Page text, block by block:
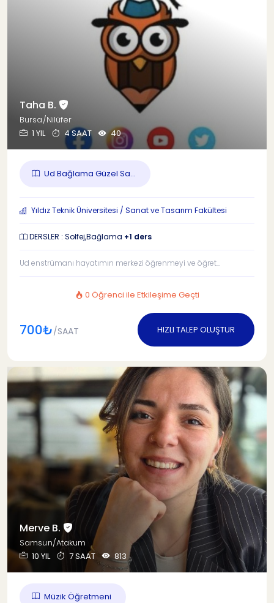
Taha B.
Bursa/Nilüfer
1 YIL
4 SAAT 40
Ud Bağlama Güzel Sa...
Yıldız Teknik Üniversitesi / Sanat ve Tasarım Fakültesi
DERSLER : Solfej,Bağlama +1 ders
Ud enstrümanı hayatımın merkezi öğrenmeyi ve öğret...
0 Öğrenci ile Etkileşime Geçti
700₺/SAAT HIZLI TALEP OLUŞTUR
Merve B.
Samsun/Atakum
10 YIL
7 SAAT 813
Müzik Öğretmeni